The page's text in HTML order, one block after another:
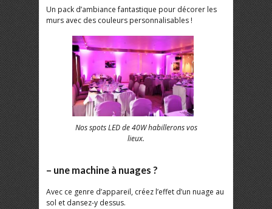
Un pack d’ambiance fantastique pour décorer les
murs avec des couleurs personnalisables !
Nos spots LED de 40W habillerons vos
lieux.
– une machine à nuages ?
Avec ce genre d’appareil, créez l’effet d’un nuage au
sol et dansez-y dessus.